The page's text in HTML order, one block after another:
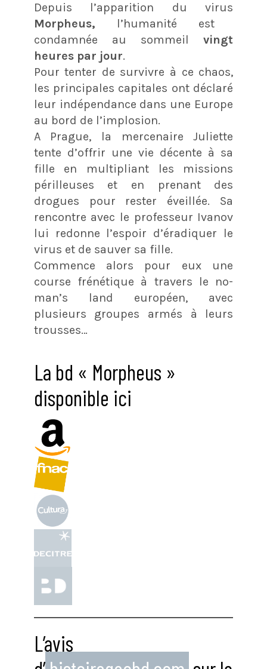
Depuis l’apparition du virus
Morpheus, l’humanité est
condamnée au sommeilvingt
heures par jour.
Pour tenter de survivre à ce chaos,
les principales capitales ont déclaré
leur indépendance dans une Europe
au bord de l’implosion.
A Prague, la mercenaire Juliette
tente d’offrir une vie décente à sa
fille en multipliant les missions
périlleuses et en prenant des
drogues pour rester éveillée. Sa
rencontre avec le professeur Ivanov
lui redonne l’espoir d’éradiquer le
virus et de sauver sa fille.
Commence alors pour eux une
course frénétique à travers le no-
man’s land européen, avec
plusieurs groupes armés à leurs
trousses…
La bd « Morpheus »
disponible ici
L’avis